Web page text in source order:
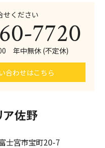
せください
7720
年中無休 (不定休)
合わせはこちら
士宮市宝町20-7